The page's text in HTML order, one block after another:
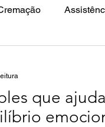
Janeiro Branco
que